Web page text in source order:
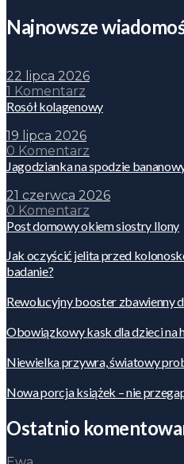
Najnowsze
22 lipca 2026
1 Komentarz
Rosół kolagenowy
19 lipca 2026
0 Komentarz
Jagodzianka na spodzie
21 czerwca 2026
0 Komentarz
Post domowy okiem siostry Ilony
Jak oczyścić jelita przed
badanie?
Rewolucyjny booster zbawienny
Obowiązkowy kask dla dzieci na
Niewielka przywra, światowy
Nowa porcja książek – nie
Ostatnio